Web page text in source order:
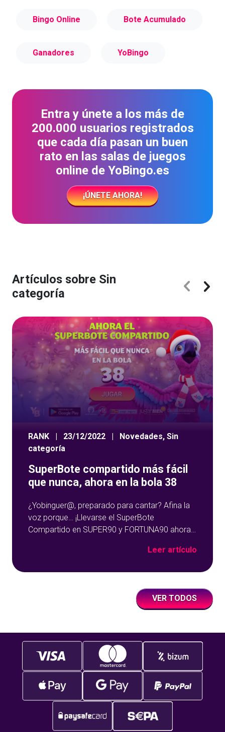
Bingo Online Bote Acumulado
Ganadores YoBingo
Entra y únete a los más de
200.000 usuarios registrados
que cada día pasan un buen
rato en las salas de juegos
online de YoBingo.es
¡ÚNETE AHORA!
Artículos sobre Sin
categoría
RANK | 23/12/2022 | Novedades, Sin
categoría
SuperBote compartido más fácil
que nunca, ahora en la bola 38
¿Yobinguer@, preparado para cantar? Afina la
voz porque… ¡Llevarse el SuperBote
Compartido en SUPER90 y FORTUNA90 ahora
escucharos en estas fiestas navideñas cantar
salga el SuperBote con una bola más, antes
Leer artículo
VER TODOS